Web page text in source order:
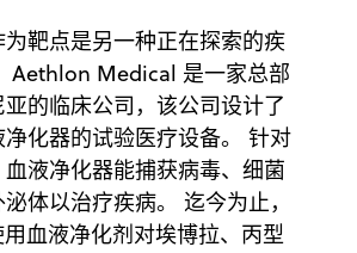
靶点是另一种正在探索的疾
Aethlon Medical 是一家总部
的临床公司，该公司设计了
化器的试验医疗设备。 针对
液净化器能捕获病毒、细菌
体以治疗疾病。 迄今为止，
血液净化剂对埃博拉、丙型